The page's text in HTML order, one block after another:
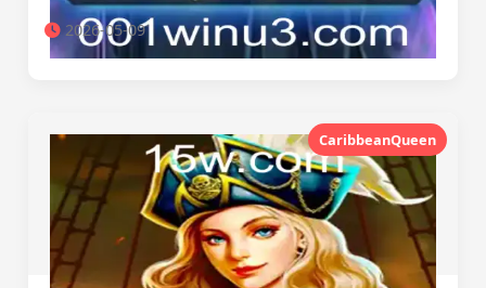
2026-05-09
CaribbeanQueen